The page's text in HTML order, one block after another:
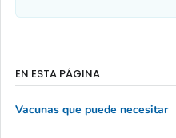
EN ESTA PÁGINA
Vacunas que puede necesitar